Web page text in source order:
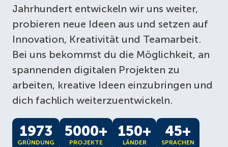
Jahrhundert entwickeln wir uns weiter,
probieren neue Ideen aus und setzen auf
Innovation, Kreativität und Teamarbeit.
Bei uns bekommst du die Möglichkeit, an
spannenden digitalen Projekten zu
arbeiten, kreative Ideen einzubringen und
dich fachlich weiterzuentwickeln.
1973
GRÜNDUNG
5000+
PROJEKTE
150+
LÄNDER
45+
SPRACHEN